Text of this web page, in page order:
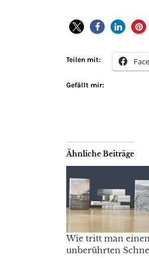
Teilen mit:
Gefällt mir:
Ähnliche Beiträge
Wie tritt man
unberührten